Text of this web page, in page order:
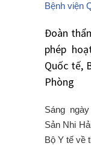
Đoàn
phép
Quốc tế,
Phòng
Sáng
Sản Nhi
Bộ Y tế về